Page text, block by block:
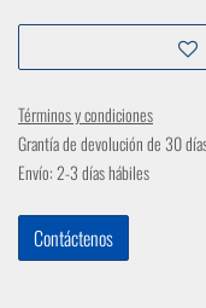
Términos y condiciones
Grantía de devolución de 30
Envío: 2-3 días hábiles
Contáctenos